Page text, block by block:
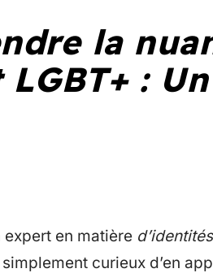
la
LGBT+ :
expert en matière
curieux d’en